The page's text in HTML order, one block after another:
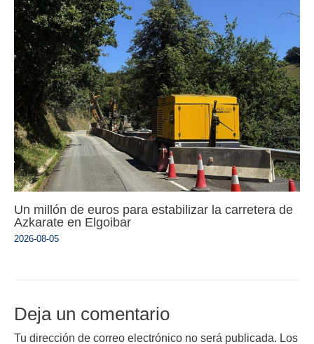
Un millón de euros para estabilizar la carretera de
Azkarate en Elgoibar
2026-08-05
Deja un comentario
Tu dirección de correo electrónico no será publicada. Los